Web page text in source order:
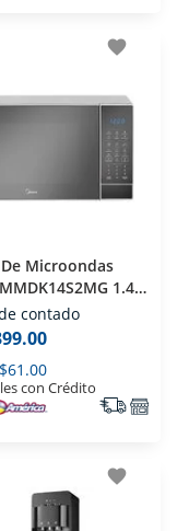
favorite
Microondas
1.4
/ Negro
contado
$61.00
con Crédito
favorite